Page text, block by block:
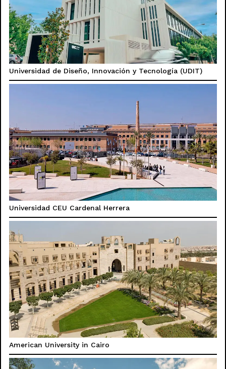
Universidad de Diseño, Innovación y Tecnología (UDIT)
Universidad CEU Cardenal Herrera
American University in Cairo